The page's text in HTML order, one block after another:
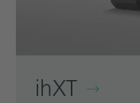
ihXT